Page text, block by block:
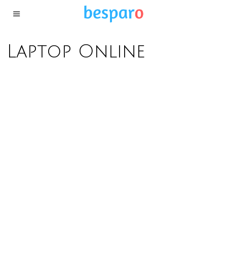
Laptop Online